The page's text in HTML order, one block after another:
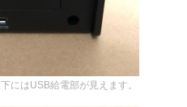
にはUSB給電部が見えます。